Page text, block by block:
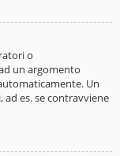
o
un argomento
Un
es. se contravviene